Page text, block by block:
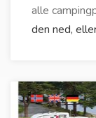
alle
den ned,